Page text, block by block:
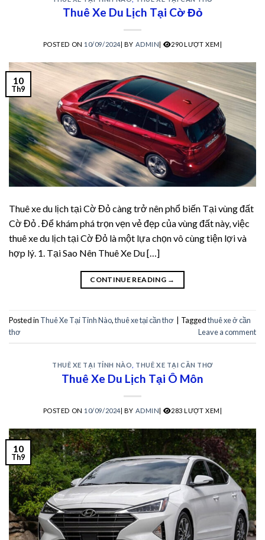
panel
panel
panel
panel
Panel
Panel
Panel
panel
panel
panel
Panel
Thuê Xe Du Lịch Tại Cờ Đỏ
POSTED ON 10/09/2024 BY ADMIN 290 LƯỢT XEM|
10
Th9
Thuê xe du lịch tại Cờ Đỏ càng trở nên phổ biến Tại vùng đất
Cờ Đỏ . Để khám phá trọn vẹn vẻ đẹp của vùng đất này, việc
thuê xe du lịch tại Cờ Đỏ là một lựa chọn vô cùng tiện lợi và
hợp lý. 1. Tại Sao Nên Thuê Xe Du […]
CONTINUE READING →
Posted in Thuê Xe Tại Tỉnh Nào,thuê xe tại cần thơ Taggedthuê xe ở cần
thơ
Leave a comment
THUÊ XE TẠI TỈNH NÀO THUÊ XE TẠI CẦN THƠ
Thuê Xe Du Lịch Tại Ô Môn
POSTED ON 10/09/2024| BY ADMIN| 283 LƯỢT XEM|
10
Th9